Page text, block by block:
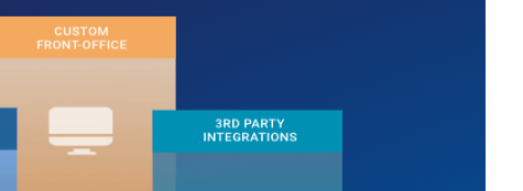
und Funktionsanforderungen erfüllt.